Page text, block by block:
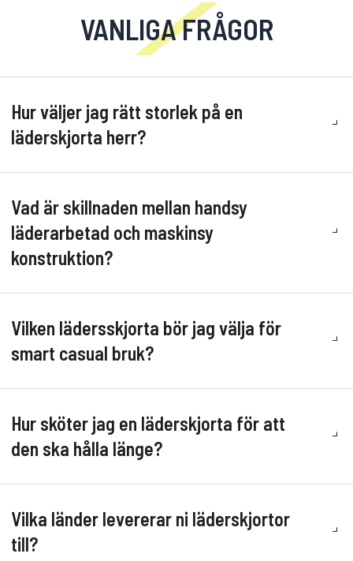
VANLIGA FRÅGOR
Hur väljer jag rätt storlek på en
läderskjorta herr?
Vad är skillnaden mellan handsy
läderarbetad och maskinsy
konstruktion?
Vilken lädersskjorta bör jag välja för
smart casual bruk?
Hur sköter jag en läderskjorta för att
den ska hålla länge?
Vilka länder levererar ni läderskjortor
till?